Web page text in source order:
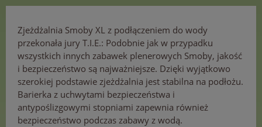
Zjeżdżalnia Smoby XL z podłączeniem do wody
przekonała jury T.I.E.: Podobnie jak w przypadku
wszystkich innych zabawek plenerowych Smoby, jakość
i bezpieczeństwo są najważniejsze. Dzięki wyjątkowo
szerokiej podstawie zjeżdżalnia jest stabilna na podłożu.
Barierka z uchwytami bezpieczeństwa i
antypoślizgowymi stopniami zapewnia również
bezpieczeństwo podczas zabawy z wodą.